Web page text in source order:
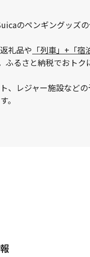
のペンギングッズ
礼品や 「列車」+「
ふるさと納税でおトク
、レジャー施設など
。